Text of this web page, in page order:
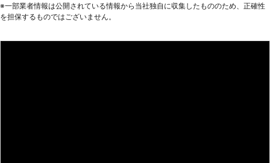
馴れていて、スタッフの方が休憩室の汚れを綺麗に取ってくれ
ました。社員の方も快方に向かっており、大事にならずによか
※⼀部業者情報は公開されている情報から当社独⾃に収集したもののため、正確性
を担保するものではございません。